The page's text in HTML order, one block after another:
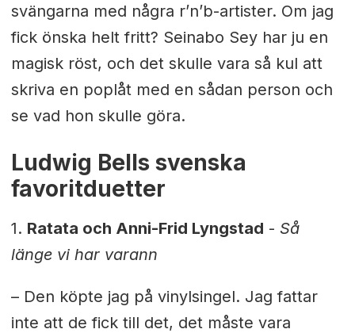
svängarna med några r’n’b-artister. Om jag
fick önska helt fritt? Seinabo Sey har ju en
magisk röst, och det skulle vara så kul att
skriva en poplåt med en sådan person och
se vad hon skulle göra.
Ludwig Bells svenska
favoritduetter
1. Ratata och Anni-Frid Lyngstad - Så
länge vi har varann
– Den köpte jag på vinylsingel. Jag fattar
inte att de fick till det, det måste vara